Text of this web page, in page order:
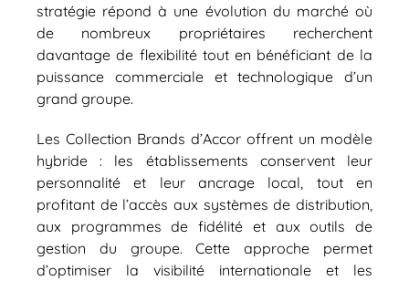
stratégie répond à une évolution du marché où
de nombreux propriétaires recherchent
davantage de flexibilité tout en bénéficiant de la
puissance commerciale et technologique d’un
grand groupe.
Les Collection Brands d’Accor offrent un modèle
hybride : les établissements conservent leur
personnalité et leur ancrage local, tout en
profitant de l’accès aux systèmes de distribution,
aux programmes de fidélité et aux outils de
gestion du groupe. Cette approche permet
d’optimiser la visibilité internationale et les